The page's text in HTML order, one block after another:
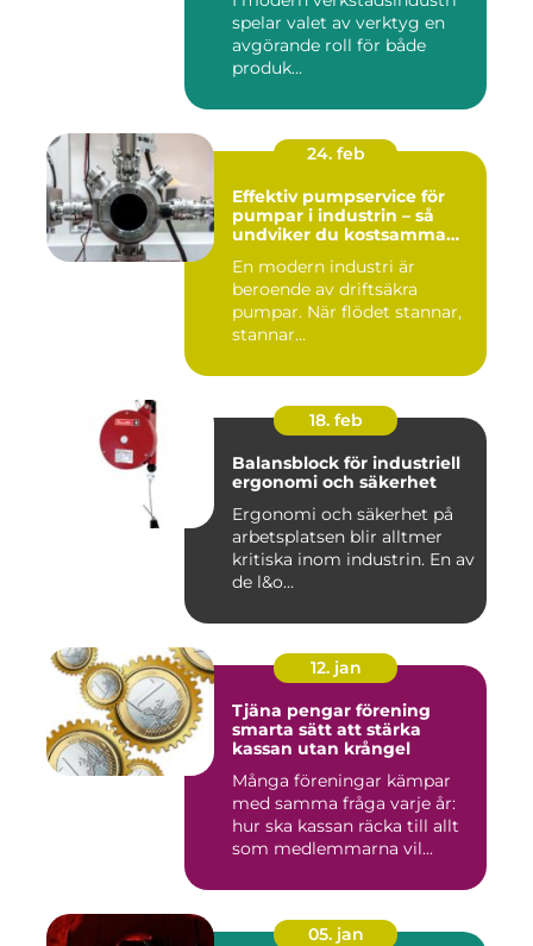
spelar valet av verktyg en
avgörande roll för både
produk...
24. feb
Effektiv pumpservice för
pumpar i industrin – så
undviker du kostsamma
En modern industri är
beroende av driftsäkra
pumpar. När flödet stannar,
stannar...
18. feb
Balansblock för industriell
ergonomi och säkerhet
Ergonomi och säkerhet på
arbetsplatsen blir alltmer
kritiska inom industrin. En av
de l&o...
12. jan
Tjäna pengar förening
smarta sätt att stärka
kassan utan krångel
Många föreningar kämpar
med samma fråga varje år:
hur ska kassan räcka till allt
som medlemmarna vil...
05. jan